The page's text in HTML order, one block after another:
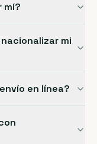
mí?
mi
en línea?